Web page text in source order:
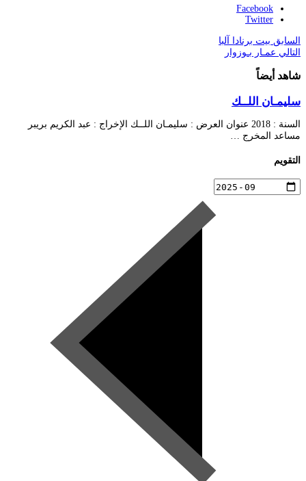
Facebook
Twitter
السابق بيت برنادا آلبا
التالي عمـار بـوزوار
شاهد أيضاً
سليمـان اللــك
السنة : 2018 عنوان العرض : سليمـان اللــك الإخراج : عبد الكريم بريبر
مساعد المخرج …
التقويم